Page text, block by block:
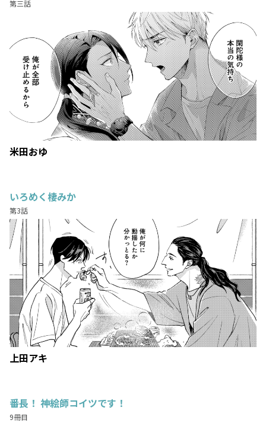
第三話
米田おゆ
いろめく棲みか
第3話
上田アキ
番長！ 神絵師コイツです！
9冊目